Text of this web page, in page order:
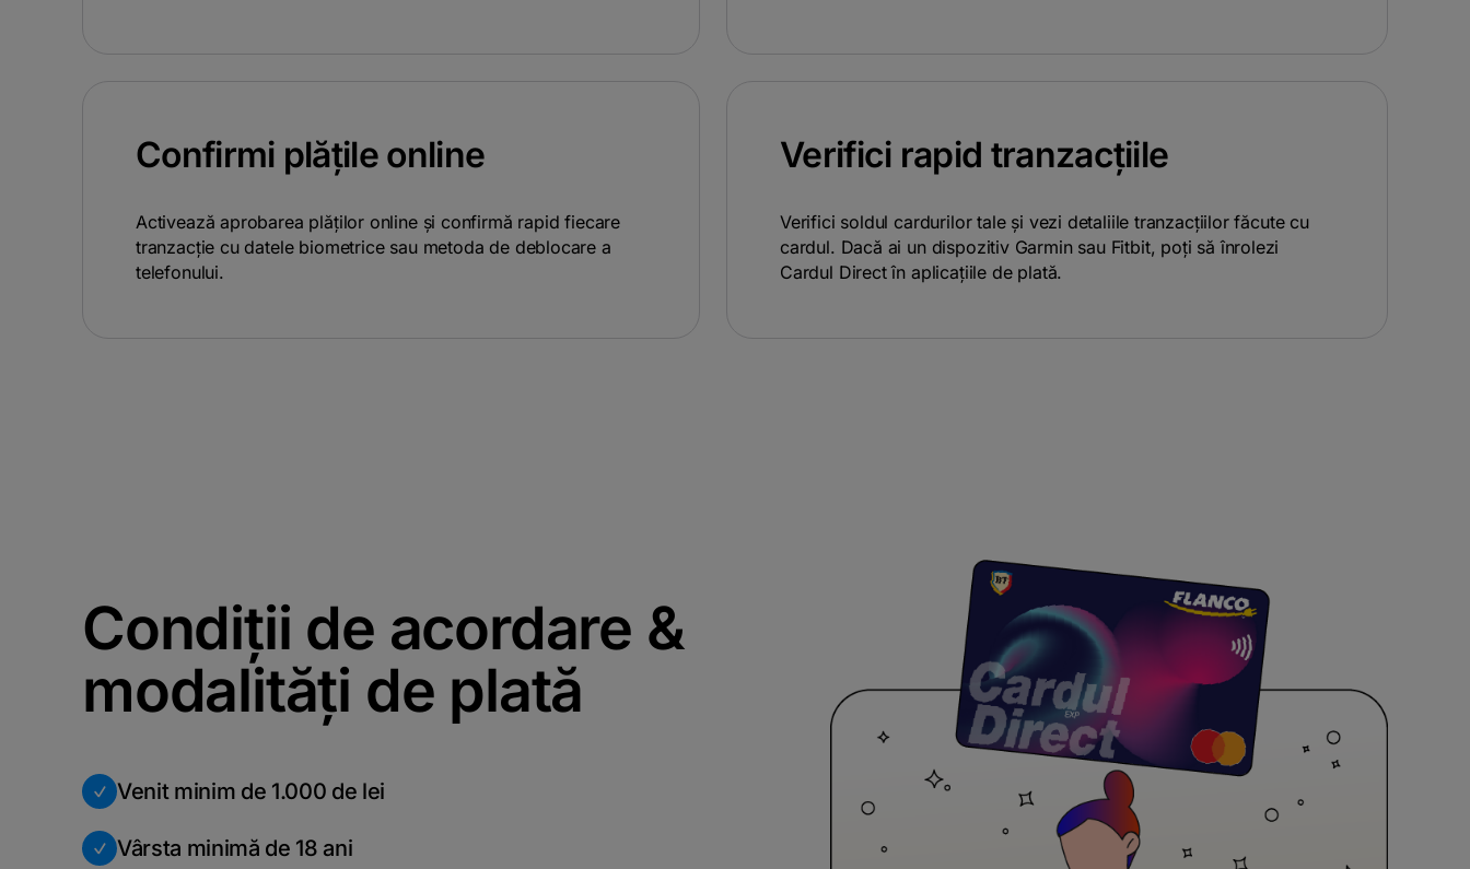
Confirmi plățile online
Activează aprobarea plăților online și confirmă rapid fiecare
tranzacție cu datele biometrice sau metoda de deblocare a
telefonului.
Verifici rapid tranzacțiile
Verifici soldul cardurilor tale și vezi detaliile tranzacțiilor făcute cu
cardul. Dacă ai un dispozitiv Garmin sau Fitbit, poți să înrolezi
Cardul Direct în aplicațiile de plată.
Condiții de acordare &
modalități de plată
Venit minim de 1.000 de lei
Vârsta minimă de 18 ani